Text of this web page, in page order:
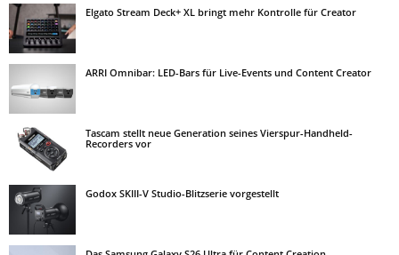
Elgato Stream Deck+ XL bringt mehr Kontrolle für Creator
ARRI Omnibar: LED-Bars für Live-Events und Content Creator
Tascam stellt neue Generation seines Vierspur-Handheld-
Recorders vor
Godox SKIII-V Studio-Blitzserie vorgestellt